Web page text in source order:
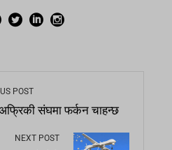
POST
संघमा फर्कन चाहन्छ
NEXT POST